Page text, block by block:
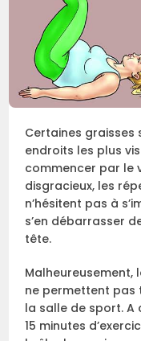
Certaines graisses
endroits les plus
commencer par le
disgracieux, les
n’hésitent pas à
s’en débarrasser
tête.
Malheureusement,
ne permettent pas
la salle de sport.
15 minutes